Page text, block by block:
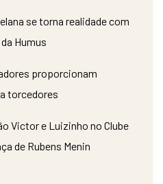
se torna realidade com
Humus
proporcionam
torcedores
Victor e Luizinho no Clube
de Rubens Menin